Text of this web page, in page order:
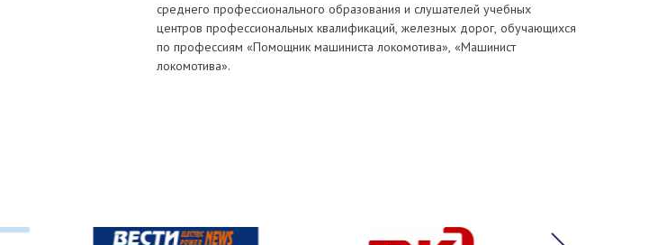
среднего профессионального образования и слушателей учебных
центров профессиональных квалификаций, железных дорог, обучающихся
по профессиям «Помощник машиниста локомотива», «Машинист
локомотива».